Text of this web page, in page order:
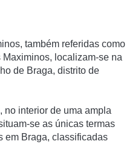
também referidas como
localizam-se na
de Braga, distrito de
no interior de uma ampla
se as únicas termas
em Braga, classificadas